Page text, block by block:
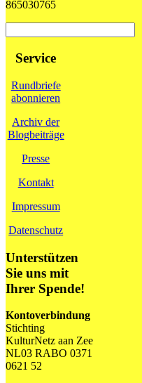
865030765
Service
Rundbriefe
abonnieren
Archiv der
Blogbeiträge
Presse
Kontakt
Impressum
Datenschutz
Unterstützen
Sie uns mit
Ihrer Spende!
Kontoverbindung
Stichting
KulturNetz aan Zee
NL03 RABO 0371
0621 52